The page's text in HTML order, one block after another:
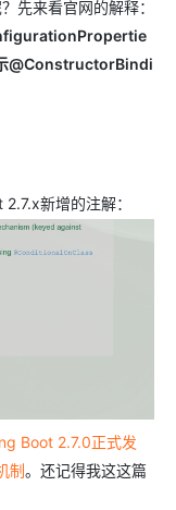
先来看官网的解释：
@ConstructorBindi
新增的注解：
Boot 2.7.0正式发
制。还记得我这这篇